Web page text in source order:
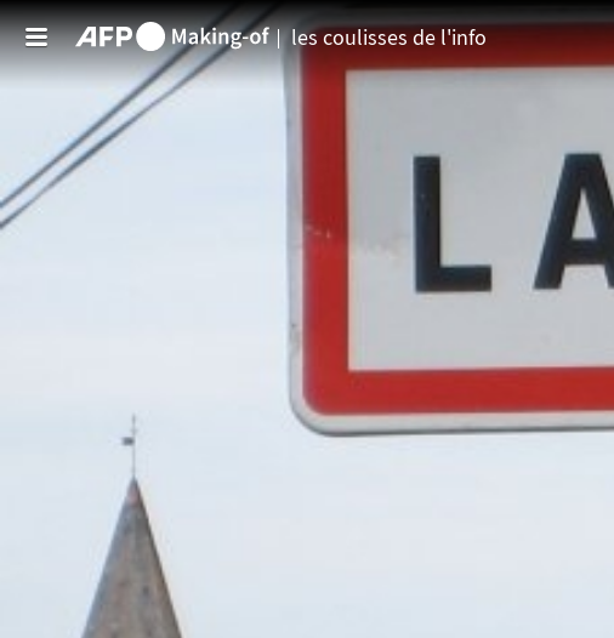
Aller au contenu principal
les coulisses de l'info